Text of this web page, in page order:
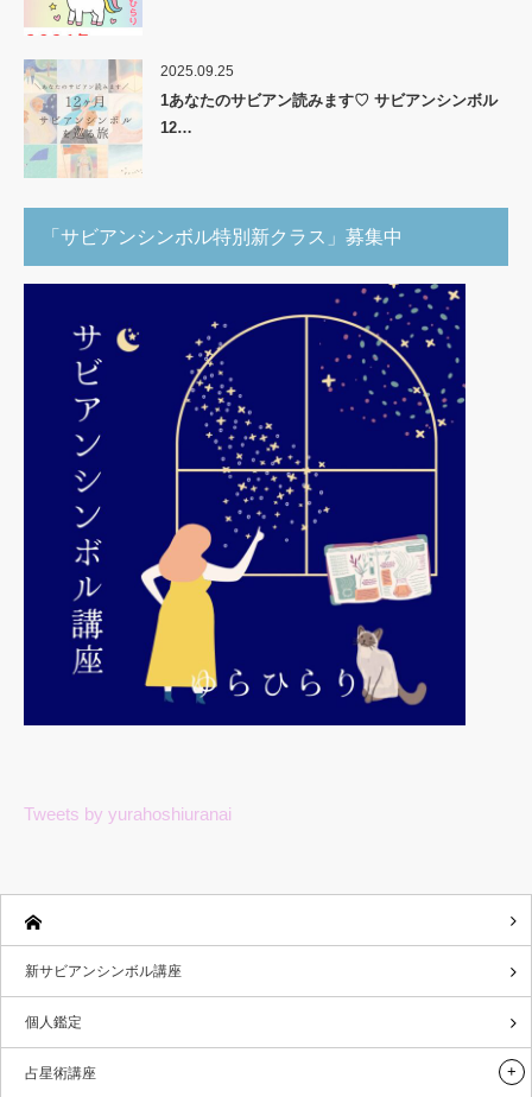
2025.09.25
1あなたのサビアン読みます♡ サビアンシンボル
12…
「サビアンシンボル特別新クラス」募集中
Tweets by yurahoshiuranai
新サビアンシンボル講座
個人鑑定
占星術講座